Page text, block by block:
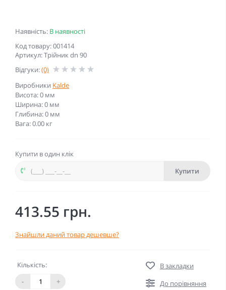
Наявність: В наявності
Код товару: 001414
Артикул: Трійник dn 90
Відгуки:(0)
Виробники Kalde
Висота: 0 мм
Ширина: 0 мм
Глибина: 0 мм
Вага: 0.00 кг
Купити в один клік
Купити
413.55 грн.
Знайшли даний товар дешевше?
Кількість:
-
+
В закладки
До порівняння